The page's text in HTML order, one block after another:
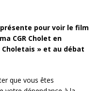
pour voir le film
CGR Cholet en
» et au débat
que vous êtes